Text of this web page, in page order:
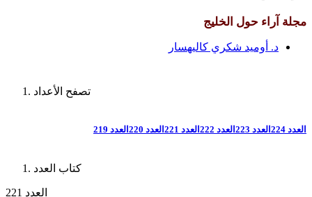
مجلة آراء حول الخليج
د. أوميد شكري كاليهسار
تصفح الأعداد
العدد 224 العدد 223 العدد 222 العدد 221 العدد 220 العدد 219
كتاب العدد
العدد 221